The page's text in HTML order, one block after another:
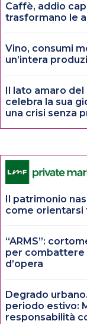
Caffè, addio
trasformano le
Vino, consumi
un’intera
Il lato amaro
celebra la sua
una crisi senza
Il patrimonio
come
“ARMS”:
per combattere
d’opera
Degrado
periodo estivo:
responsabilità